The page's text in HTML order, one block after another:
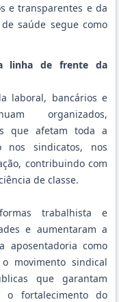
e transparentes e da
saúde segue como
linha de frente da
laboral, bancários e
organizados,
que afetam toda a
nos sindicatos, nos
contribuindo com
de classe.
trabalhista e
e aumentaram a
aposentadoria como
movimento sindical
que garantam
o fortalecimento do